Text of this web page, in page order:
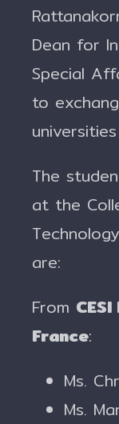
Dean for
Special
to
The
at the
are:
From
France:
Ms.
Ms.